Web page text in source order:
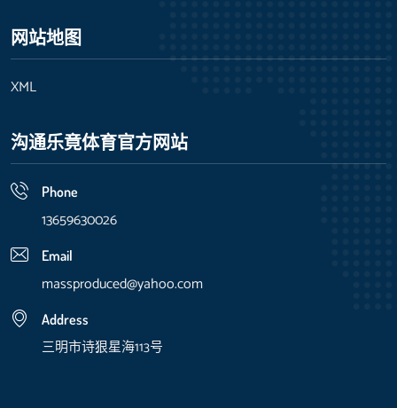
网站地图
XML
沟通乐竟体育官方网站
Phone
13659630026
Email
massproduced@yahoo.com
Address
三明市诗狠星海113号